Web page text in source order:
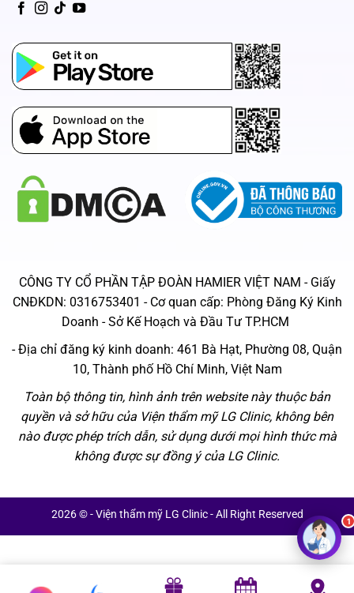
CH Play
App Store
CÔNG TY CỔ PHẦN TẬP ĐOÀN HAMIER VIỆT NAM - Giấy
CNĐKDN: 0316753401 - Cơ quan cấp: Phòng Đăng Ký Kinh
Doanh - Sở Kế Hoạch và Đầu Tư TP.HCM
- Địa chỉ đăng ký kinh doanh: 461 Bà Hạt, Phường 08, Quận
10, Thành phố Hồ Chí Minh, Việt Nam
Toàn bộ thông tin, hình ảnh trên website này thuộc bản
quyền và sở hữu của Viện thẩm mỹ LG Clinic, không bên
nào được phép trích dẫn, sử dụng dưới mọi hình thức mà
không được sự đồng ý của LG Clinic.
2026 © - Viện thẩm mỹ LG Clinic - All Right Reserved
1